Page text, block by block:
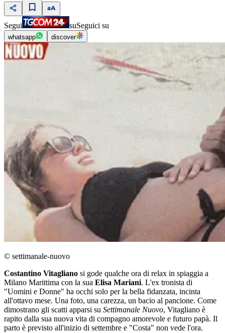
Segui suSeguici su
whatsapp discover
© settimanale-nuovo
Costantino Vitagliano si gode qualche ora di relax in spiaggia a
Milano Marittima con la sua Elisa Mariani. L'ex tronista di
"Uomini e Donne" ha occhi solo per la bella fidanzata, incinta
all'ottavo mese. Una foto, una carezza, un bacio al pancione. Come
dimostrano gli scatti apparsi su Settimanale Nuovo, Vitagliano è
rapito dalla sua nuova vita di compagno amorevole e futuro papà. Il
parto è previsto all'inizio di settembre e "Costa" non vede l'ora.